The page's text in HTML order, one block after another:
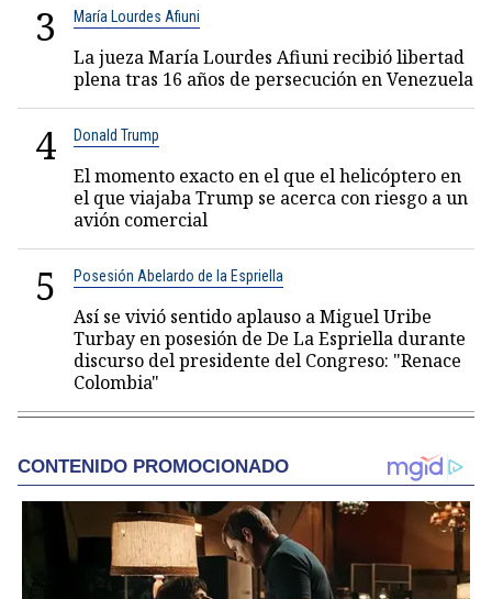
3 María Lourdes Afiuni
La jueza María Lourdes Afiuni recibió libertad
plena tras 16 años de persecución en Venezuela
4 Donald Trump
El momento exacto en el que el helicóptero en
el que viajaba Trump se acerca con riesgo a un
avión comercial
5 Posesión Abelardo de la Espriella
Así se vivió sentido aplauso a Miguel Uribe
Turbay en posesión de De La Espriella durante
discurso del presidente del Congreso: "Renace
Colombia"